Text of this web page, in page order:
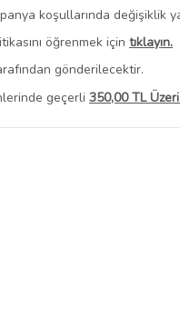
koşullarında değişiklik
öğrenmek için tıklayın.
gönderilecektir.
geçerli 350,00 TL
Ürünlerini Görüntüle